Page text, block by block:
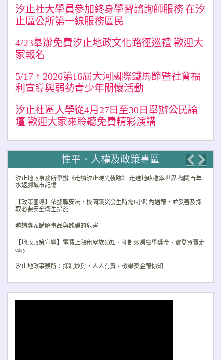
汐止社大學員參加終身學習諮詢師服務 在汐
止區公所第一線服務區民
4/23舉辦免費汐止地政文化路徑巡禮 歡迎大
家報名
5/17，2026第16屆大河國際鐵馬節暨社會福
利宣導與弱勢青少年關懷活動
汐止社區大學從4月27日至30日舉辦公民論
壇 歡迎大家來聆聽免費精彩演講
性平、人權及政策專區
汐止地政事務所舉辦《走讀汐止時光軌跡》 走進地政檔案世界 翻閱百年
水返腳城市記憶
【政策宣導】依據職安法，校園職災發生時需8小時內通報，並妥善及採
取必要安全衛生措施
邀請專家講解毒品與詐騙的危害
【地政政策宣導】電費上漲租屋族須知、抑制炒房檢舉獎金、實登買賣走
easy
汐止地政事務所：抑制炒房，人人有責，檢舉獎金報你知